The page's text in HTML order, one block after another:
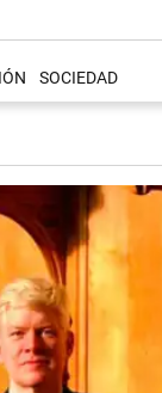
SOCIEDAD